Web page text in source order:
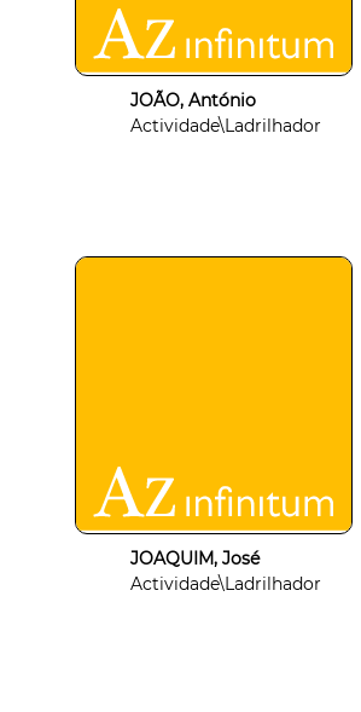
JOÃO, António
Actividade\Ladrilhador
JOAQUIM, José
Actividade\Ladrilhador